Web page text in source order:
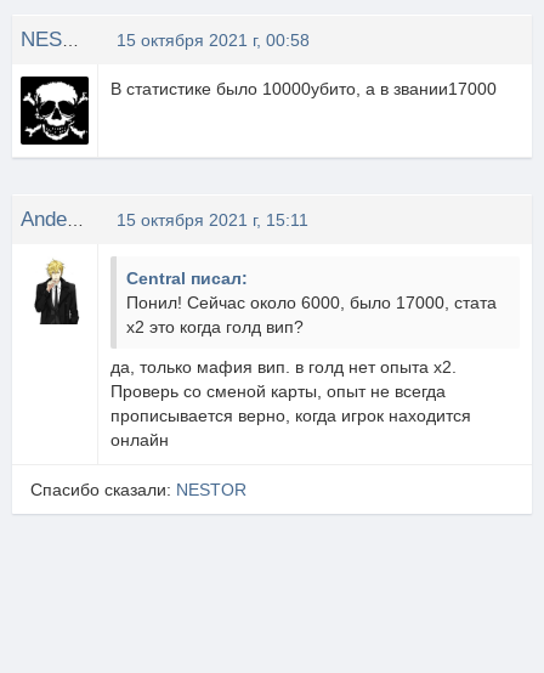
15 октября 2021 г, 00:58
В статистике было 10000убито, а в звании17000
15 октября 2021 г, 15:11
Central писал:
Понил! Сейчас около 6000, было 17000, стата
x2 это когда голд вип?
да, только мафия вип. в голд нет опыта х2.
Проверь со сменой карты, опыт не всегда
прописывается верно, когда игрок находится
онлайн
Спасибо сказали: NESTOR